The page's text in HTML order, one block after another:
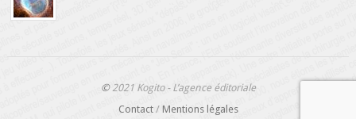
©2021 Kogito - L’agence éditoriale
Contact/ Mentions légales